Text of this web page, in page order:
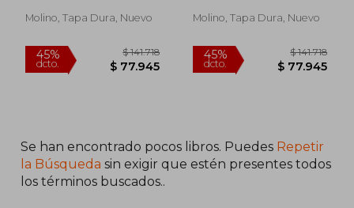
dcto. $ 77.945 dcto. $
Molino, Tapa Dura, Nuevo Molino, Tapa Dura, Nuevo
Se han encontrado pocos libros. Puedes Repetir
la Búsqueda sin exigir que estén presentes todos
los términos buscados..